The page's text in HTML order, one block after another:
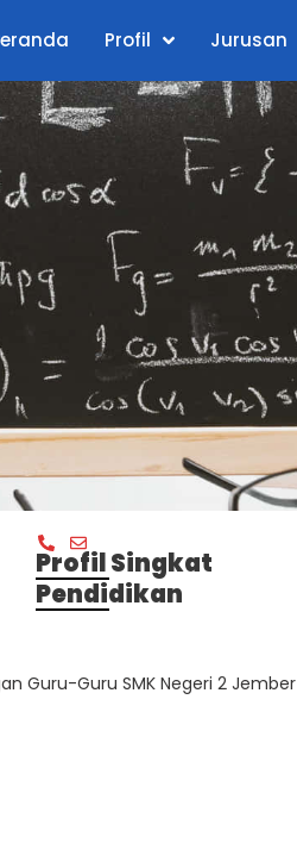
Profil Jurusan
Profil Singkat
Pendidikan
Guru-Guru SMK Negeri 2